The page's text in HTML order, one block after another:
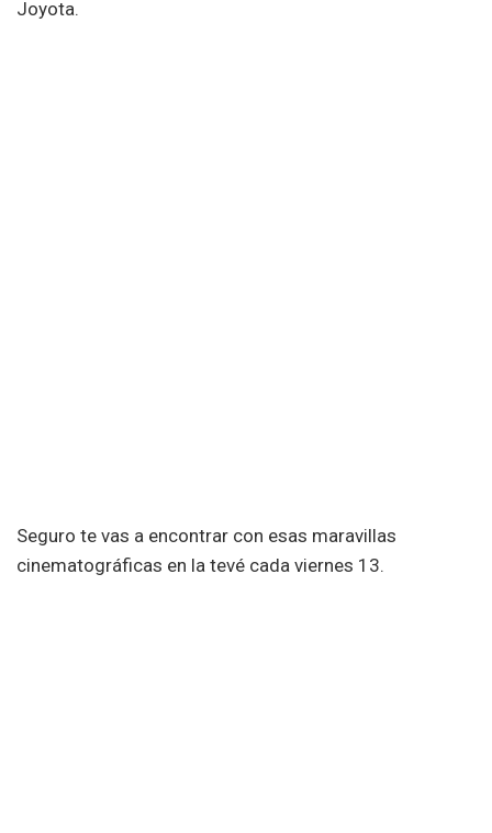
Joyota.
Seguro te vas a encontrar con esas maravillas
cinematográficas en la tevé cada viernes 13.